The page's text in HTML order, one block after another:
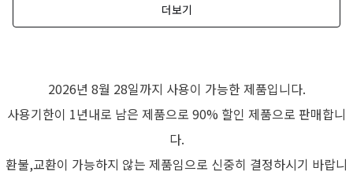
2026년 8월 28일까지 사용이 가능한 제품입니다.
사용기한이 1년내로 남은 제품으로 90% 할인 제품으로 판매합니
다.
환불,교환이 가능하지 않는 제품임으로 신중히 결정하시기 바랍니